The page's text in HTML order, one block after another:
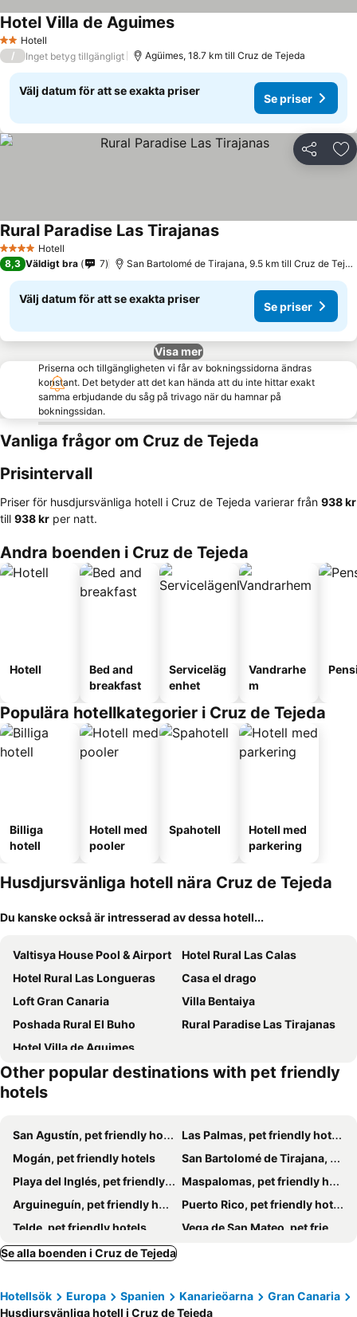
2 Stjärnor
Hotell
Hotel Villa de Aguimes
/ Inget betyg tillgängligt Agüimes, 18.7 km till Cruz de Tejeda
Välj datum för att se exakta priser
Se priser
Dela
4 StjärnorHotell
Rural Paradise Las Tirajanas
8,3 Väldigt bra 7 San Bartolomé de Tirajana, 9.5 km till Cruz de Tejeda
Välj datum för att se exakta priser
Se priser
Visa mer
Priserna och tillgängligheten vi får av bokningssidorna ändras
konstant. Det betyder att det kan hända att du inte hittar exakt
samma erbjudande du såg på trivago när du hamnar på
bokningssidan.
Vanliga frågor om Cruz de Tejeda
Prisintervall
Priser för husdjursvänliga hotell i Cruz de Tejeda varierar från ‎938 kr
till ‎938 kr per natt.
Andra boenden i Cruz de Tejeda
Hotell
Bed and
breakfast
Serviceläg
enhet
Vandrarhe
m
Populära hotellkategorier i Cruz de Tejeda
Billiga
hotell
Hotell med
pooler
Spahotell
Hotell med
parkering
Husdjursvänliga hotell nära Cruz de Tejeda
Du kanske också är intresserad av dessa hotell...
Valtisya House Pool & Airport
Hotel Rural Las Calas
Hotel Rural Las Longueras
Casa el drago
Loft Gran Canaria
Villa Bentaiya
Poshada Rural El Buho
Rural Paradise Las Tirajanas
Hotel Villa de Aguimes
Other popular destinations with pet friendly
hotels
San Agustín, pet friendly hotels
Las Palmas, pet friendly hotels
Mogán, pet friendly hotels
San Bartolomé de Tirajana, pet friendly hotels
Playa del Inglés, pet friendly hotels
Maspalomas, pet friendly hotels
Arguineguín, pet friendly hotels
Puerto Rico, pet friendly hotels
Telde, pet friendly hotels
Vega de San Mateo, pet friendly hotels
Agaete, pet friendly hotels
Agüimes, pet friendly hotels
Moya, pet friendly hotels
Se alla boenden i Cruz de Tejeda
Hotellsök Europa Spanien Kanarieöarna
Gran Canaria
Husdjursvänliga hotell i Cruz de Tejeda